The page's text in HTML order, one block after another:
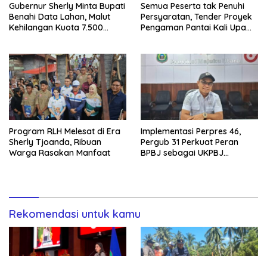
Gubernur Sherly Minta Bupati
Benahi Data Lahan, Malut
Kehilangan Kuota 7.500
Semua Peserta tak Penuhi
Persyaratan, Tender Proyek
Pengaman Pantai Kali Upa
Program RLH Melesat di Era
Sherly Tjoanda, Ribuan
Warga Rasakan Manfaat
Implementasi Perpres 46,
Pergub 31 Perkuat Peran
BPBJ sebagai UKPBJ
Rekomendasi untuk kamu